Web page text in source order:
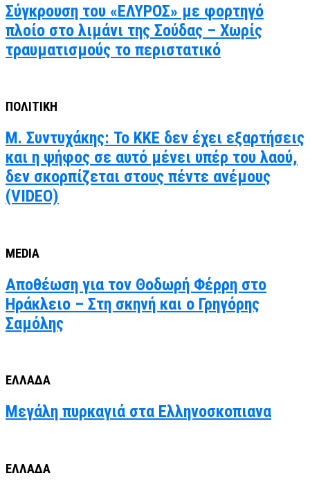
Σύγκρουση του «ΕΛΥΡΟΣ» με φορτηγό
πλοίο στο λιμάνι της Σούδας – Χωρίς
τραυματισμούς το περιστατικό
ΠΟΛΙΤΙΚΗ
Μ. Συντυχάκης: Το ΚΚΕ δεν έχει εξαρτήσεις
και η ψήφος σε αυτό μένει υπέρ του λαού,
δεν σκορπίζεται στους πέντε ανέμους
(VIDEO)
MEDIA
Αποθέωση για τον Θοδωρή Φέρρη στο
Ηράκλειο – Στη σκηνή και ο Γρηγόρης
Σαμόλης
ΕΛΛΑΔΑ
Μεγάλη πυρκαγιά στα Ελληνοσκοπιανα
ΕΛΛΑΔΑ